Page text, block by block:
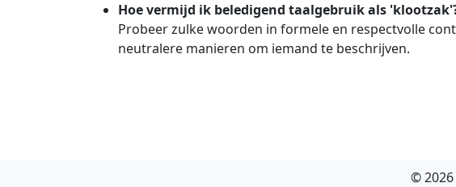
Hoe vermijd ik beledigend taalgebruik als
Probeer zulke woorden in formele en respectvolle
neutralere manieren om iemand te beschrijven.
©